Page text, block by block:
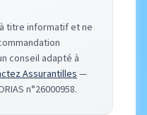
titre informatif et ne
conseil adapté à
Assurantilles—
n°26000958.